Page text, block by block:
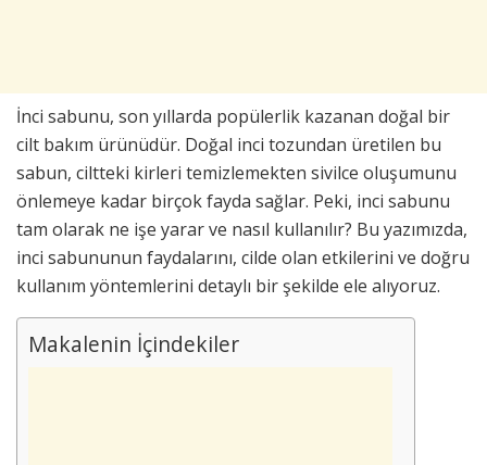
İnci sabunu, son yıllarda popülerlik kazanan doğal bir
cilt bakım ürünüdür. Doğal inci tozundan üretilen bu
sabun, ciltteki kirleri temizlemekten sivilce oluşumunu
önlemeye kadar birçok fayda sağlar. Peki, inci sabunu
tam olarak ne işe yarar ve nasıl kullanılır? Bu yazımızda,
inci sabununun faydalarını, cilde olan etkilerini ve doğru
kullanım yöntemlerini detaylı bir şekilde ele alıyoruz.
Makalenin İçindekiler